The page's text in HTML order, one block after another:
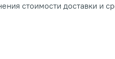
стоимости доставки и